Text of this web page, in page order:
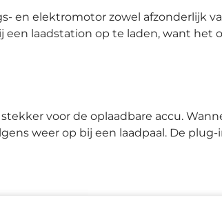
en elektromotor zowel afzonderlijk
een laadstation op te laden, want
voor de oplaadbare accu.
weer op bij een laadpaal. De